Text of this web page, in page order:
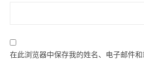
在此浏览器中保存我的姓名、电子邮件和